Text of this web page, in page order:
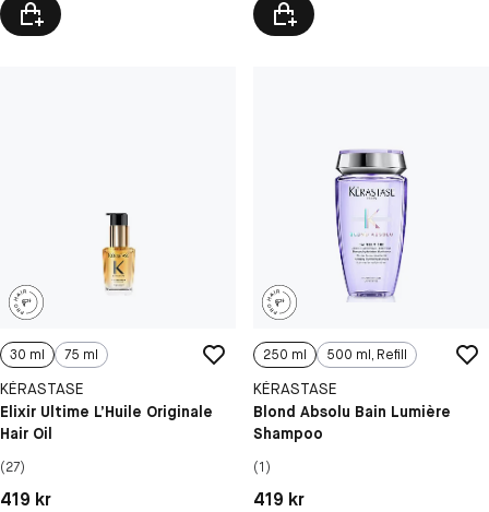
30 ml 75 ml
KÉRASTASE
Elixir Ultime L’Huile Originale
Hair Oil
(27)
Pris: 419 kr
419 kr
250 ml 500 ml, Refill
KÉRASTASE
Blond Absolu Bain Lumière
Shampoo
(1)
Pris: 419 kr
419 kr